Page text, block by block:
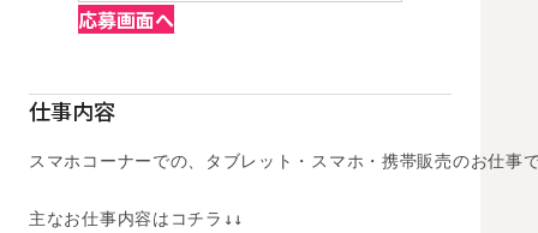
応募画面へ
仕事内容
スマホコーナーでの、タブレット・スマホ・携帯販売のお仕事
主なお仕事内容はコチラ↓↓